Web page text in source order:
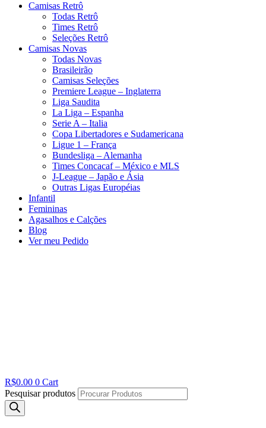
Camisas Retrô
Todas Retrô
Times Retrô
Seleções Retrô
Camisas Novas
Todas Novas
Brasileirão
Camisas Seleções
Premiere League – Inglaterra
Liga Saudita
La Liga – Espanha
Serie A – Italia
Copa Libertadores e Sudamericana
Ligue 1 – França
Bundesliga – Alemanha
Times Concacaf – México e MLS
J-League – Japão e Ásia
Outras Ligas Européias
Infantil
Femininas
Agasalhos e Calções
Blog
Ver meu Pedido
R$0.00 0 Cart
Pesquisar produtos